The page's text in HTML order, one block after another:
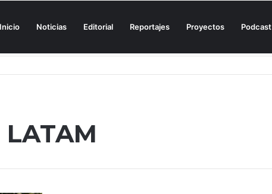
Inicio Noticias Editorial Reportajes Proyectos Podcast